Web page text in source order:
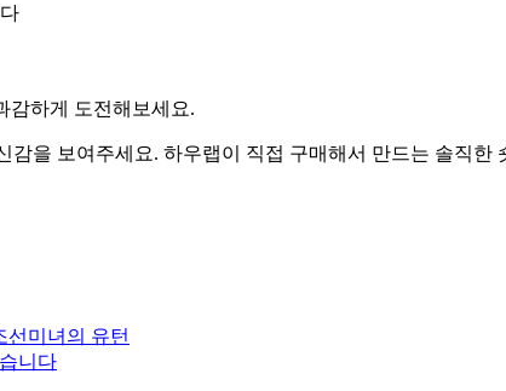
감하게 도전해보세요.
을 보여주세요. 하우랩이 직접 구매해서 만드는 솔직한
미녀의 유턴
니다